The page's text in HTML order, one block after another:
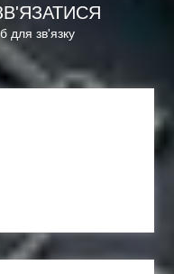
для зв'язку